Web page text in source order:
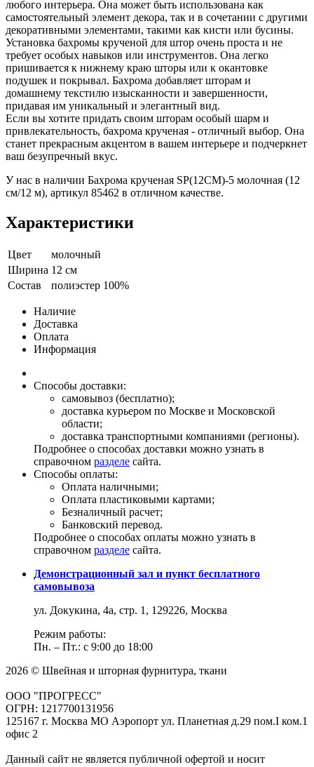
любого интерьера. Она может быть использована как
самостоятельный элемент декора, так и в сочетании с другими
декоративными элементами, такими как кисти или бусины.
Установка бахромы крученой для штор очень проста и не
требует особых навыков или инструментов. Она легко
пришивается к нижнему краю шторы или к окантовке
подушек и покрывал. Бахрома добавляет шторам и
домашнему текстилю изысканности и завершенности,
придавая им уникальный и элегантный вид.
Если вы хотите придать своим шторам особый шарм и
привлекательность, бахрома крученая - отличный выбор. Она
станет прекрасным акцентом в вашем интерьере и подчеркнет
ваш безупречный вкус.
У нас в наличии Бахрома крученая SP(12CM)-5 молочная (12
см/12 м), артикул 85462 в отличном качестве.
Характеристики
Цвет
молочный
Ширина 12 см
Состав
полиэстер 100%
Наличие
Доставка
Оплата
Информация
Способы доставки:
самовывоз (бесплатно);
доставка курьером по Москве и Московской
области;
доставка транспортными компаниями (регионы).
Подробнее о способах доставки можно узнать в
справочном разделе сайта.
Способы оплаты:
Оплата наличными;
Оплата пластиковыми картами;
Безналичный расчет;
Банковский перевод.
Подробнее о способах оплаты можно узнать в
справочном разделе сайта.
Демонстрационный зал и пункт бесплатного
самовывоза
ул. Докукина, 4а, стр. 1, 129226, Москва
Режим работы:
Пн. – Пт.: с 9:00 до 18:00
2026 © Швейная и шторная фурнитура, ткани
ООО "ПРОГРЕСС"
ОГРН: 1217700131956
125167 г. Москва МО Аэропорт ул. Планетная д.29 пом.I ком.1
офис 2
Данный сайт не является публичной офертой и носит